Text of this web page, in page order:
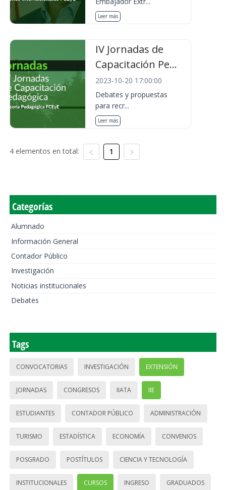
Leer más
IV Jornadas de
Capacitación Pe...
2023-10-20 17:00:00
Debates y propuestas
para recr...
Leer más
4 elementos en total: 1
Categorías
Alumnado
Información General
Contador Público
Investigación
Noticias institucionales
Debates
Tags
CONVOCATORIAS INVESTIGACIÓN EXTENSIÓN
JORNADAS CONGRESOS IIATA IIE
ESTUDIANTES CONTADOR PÚBLICO ADMINISTRACIÓN
TURISMO ESTADÍSTICA ECONOMÍA CONVENIOS
POSGRADO POSTÍTULOS CIENCIA Y TECNOLOGÍA
INSTITUCIONALES CURSOS INGRESO GRADUADOS